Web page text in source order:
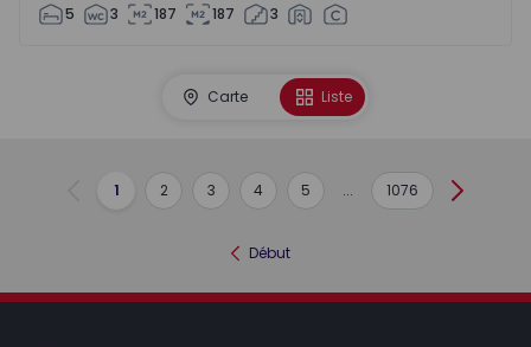
5 3 187 187 3
Carte Liste
Précédent
1 2 3 4 5 ... 1076 Suivant
Début